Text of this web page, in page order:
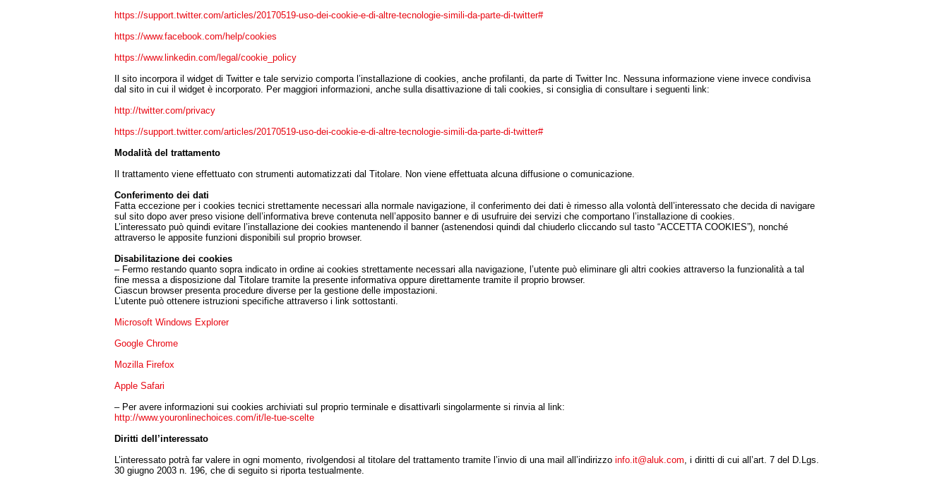
https://support.twitter.com/articles/20170519-uso-dei-cookie-e-di-altre-tecnologie-simili-da-parte-di-twitter#
https://www.facebook.com/help/cookies
https://www.linkedin.com/legal/cookie_policy
Il sito incorpora il widget di Twitter e tale servizio comporta l’installazione di cookies, anche profilanti, da parte di Twitter Inc. Nessuna informazione viene invece condivisa
dal sito in cui il widget è incorporato. Per maggiori informazioni, anche sulla disattivazione di tali cookies, si consiglia di consultare i seguenti link:
http://twitter.com/privacy
https://support.twitter.com/articles/20170519-uso-dei-cookie-e-di-altre-tecnologie-simili-da-parte-di-twitter#
Modalità del trattamento
Il trattamento viene effettuato con strumenti automatizzati dal Titolare. Non viene effettuata alcuna diffusione o comunicazione.
Conferimento dei dati
Fatta eccezione per i cookies tecnici strettamente necessari alla normale navigazione, il conferimento dei dati è rimesso alla volontà dell’interessato che decida di navigare
sul sito dopo aver preso visione dell’informativa breve contenuta nell’apposito banner e di usufruire dei servizi che comportano l’installazione di cookies.
L’interessato può quindi evitare l’installazione dei cookies mantenendo il banner (astenendosi quindi dal chiuderlo cliccando sul tasto “ACCETTA COOKIES”), nonché
attraverso le apposite funzioni disponibili sul proprio browser.
Disabilitazione dei cookies
– Fermo restando quanto sopra indicato in ordine ai cookies strettamente necessari alla navigazione, l’utente può eliminare gli altri cookies attraverso la funzionalità a tal
fine messa a disposizione dal Titolare tramite la presente informativa oppure direttamente tramite il proprio browser.
Ciascun browser presenta procedure diverse per la gestione delle impostazioni.
L’utente può ottenere istruzioni specifiche attraverso i link sottostanti.
Microsoft Windows Explorer
Google Chrome
Mozilla Firefox
Apple Safari
– Per avere informazioni sui cookies archiviati sul proprio terminale e disattivarli singolarmente si rinvia al link:
http://www.youronlinechoices.com/it/le-tue-scelte
Diritti dell’interessato
L’interessato potrà far valere in ogni momento, rivolgendosi al titolare del trattamento tramite l’invio di una mail all’indirizzo info.it@aluk.com, i diritti di cui all’art. 7 del D.Lgs.
30 giugno 2003 n. 196, che di seguito si riporta testualmente.